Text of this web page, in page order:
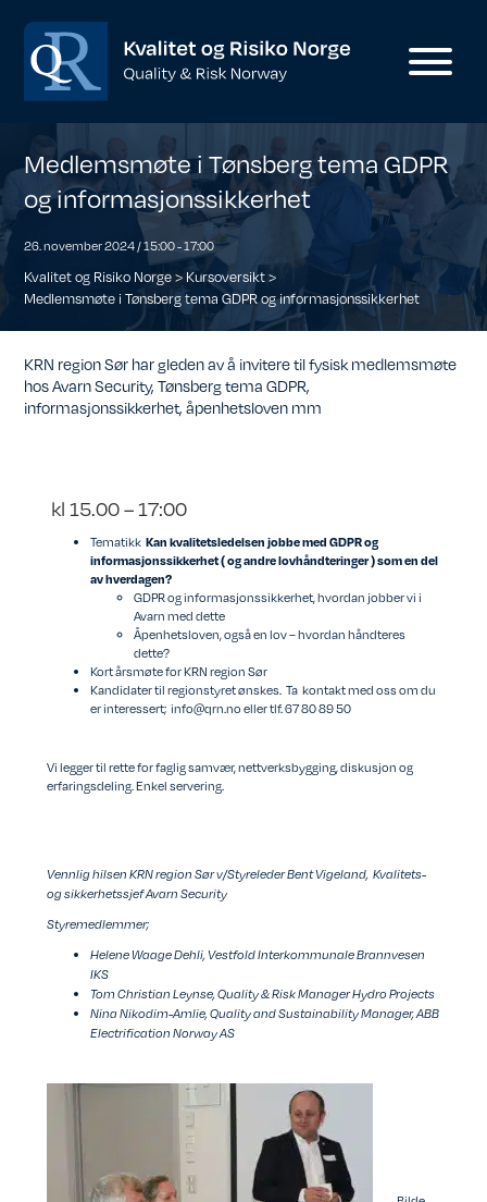
Medlemsmøte i Tønsberg tema GDPR
og informasjonssikkerhet
26. november 2024 / 15:00-17:00
Kvalitet og Risiko Norge> Kursoversikt>
Medlemsmøte i Tønsberg tema GDPR og informasjonssikkerhet
KRN region Sør har gleden av å invitere til fysisk medlemsmøte
hos Avarn Security, Tønsberg tema GDPR,
informasjonssikkerhet, åpenhetsloven mm
kl 15.00 – 17:00
Tematikk Kan kvalitetsledelsen jobbe med GDPR og
informasjonssikkerhet ( og andre lovhåndteringer ) som en del
av hverdagen?
GDPR og informasjonssikkerhet, hvordan jobber vi i
Avarn med dette
Åpenhetsloven, også en lov – hvordan håndteres
dette?
Kort årsmøte for KRN region Sør
Kandidater til regionstyret ønskes. Ta kontakt med oss om du
er interessert; info@qrn.no eller tlf. 67 80 89 50
Vi legger til rette for faglig samvær, nettverksbygging, diskusjon og
erfaringsdeling. Enkel servering.
Vennlig hilsen KRN region Sør v/Styreleder Bent Vigeland, Kvalitets-
og sikkerhetssjef Avarn Security
Styremedlemmer;
Helene Waage Dehli, Vestfold Interkommunale Brannvesen
IKS
Tom Christian Leynse, Quality & Risk Manager Hydro Projects
Nina Nikodim-Amlie, Quality and Sustainability Manager, ABB
Electrification Norway AS